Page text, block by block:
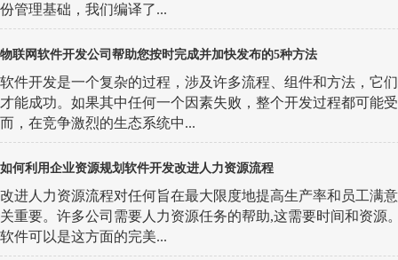
份管理基础，我们编译了...
物联网软件开发公司帮助您按时完成并加快发布的5种方法
软件开发是一个复杂的过程，涉及许多流程、组件和方法，它
才能成功。如果其中任何一个因素失败，整个开发过程都可能
而，在竞争激烈的生态系统中...
如何利用企业资源规划软件开发改进人力资源流程
改进人力资源流程对任何旨在最大限度地提高生产率和员工满
关重要。许多公司需要人力资源任务的帮助,这需要时间和资源
软件可以是这方面的完美...